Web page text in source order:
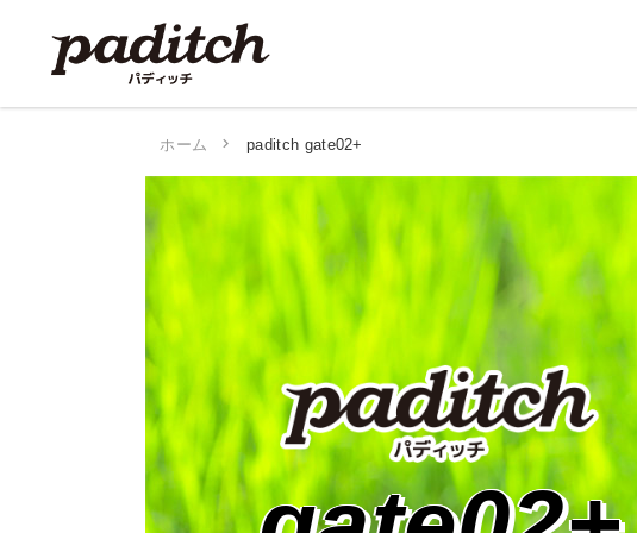
ホーム paditch gate02+